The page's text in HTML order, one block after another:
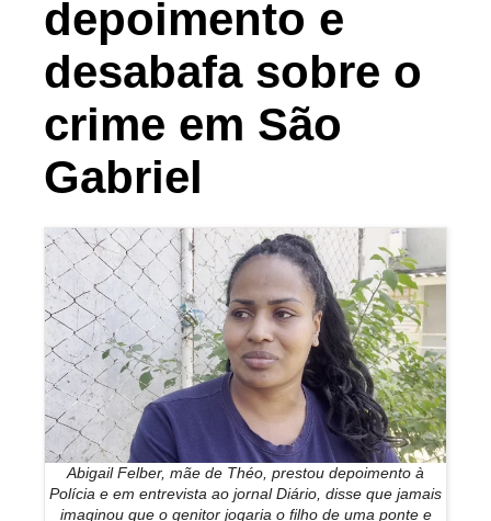
depoimento e
desabafa sobre o
crime em São
Gabriel
Abigail Felber, mãe de Théo, prestou depoimento à
Polícia e em entrevista ao jornal Diário, disse que jamais
imaginou que o genitor jogaria o filho de uma ponte e